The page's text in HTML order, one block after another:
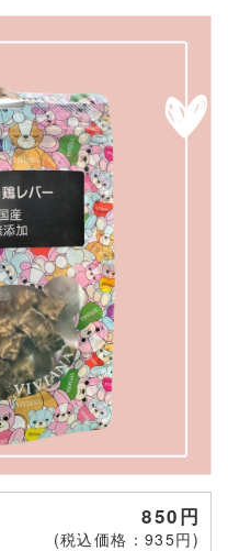
850円
(税込価格：935円)